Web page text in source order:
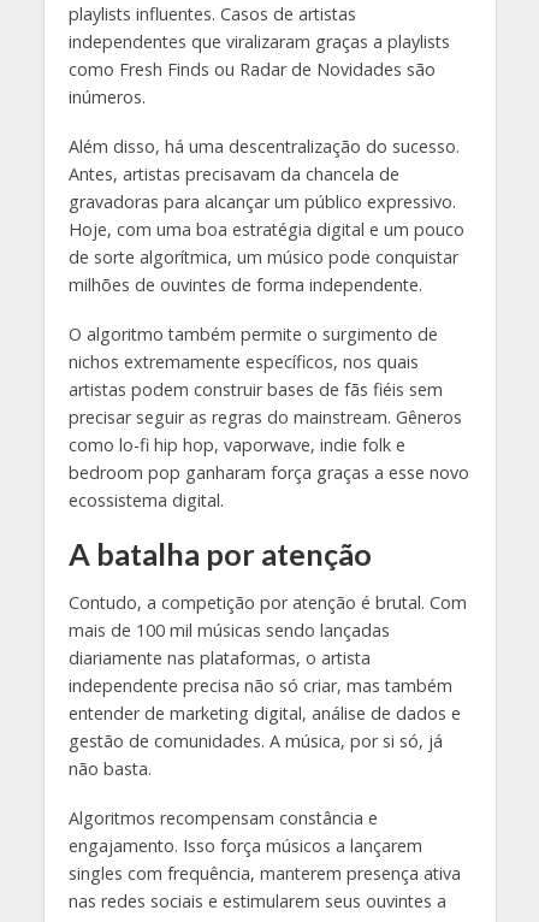
playlists influentes. Casos de artistas
independentes que viralizaram graças a playlists
como Fresh Finds ou Radar de Novidades são
inúmeros.
Além disso, há uma descentralização do sucesso.
Antes, artistas precisavam da chancela de
gravadoras para alcançar um público expressivo.
Hoje, com uma boa estratégia digital e um pouco
de sorte algorítmica, um músico pode conquistar
milhões de ouvintes de forma independente.
O algoritmo também permite o surgimento de
nichos extremamente específicos, nos quais
artistas podem construir bases de fãs fiéis sem
precisar seguir as regras do mainstream. Gêneros
como lo-fi hip hop, vaporwave, indie folk e
bedroom pop ganharam força graças a esse novo
ecossistema digital.
A batalha por atenção
Contudo, a competição por atenção é brutal. Com
mais de 100 mil músicas sendo lançadas
diariamente nas plataformas, o artista
independente precisa não só criar, mas também
entender de marketing digital, análise de dados e
gestão de comunidades. A música, por si só, já
não basta.
Algoritmos recompensam constância e
engajamento. Isso força músicos a lançarem
singles com frequência, manterem presença ativa
nas redes sociais e estimularem seus ouvintes a